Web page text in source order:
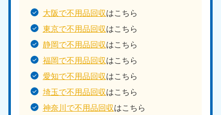
大阪で不用品回収はこちら
東京で不用品回収はこちら
静岡で不用品回収はこちら
福岡で不用品回収はこちら
愛知で不用品回収はこちら
埼玉で不用品回収はこちら
神奈川で不用品回収はこちら